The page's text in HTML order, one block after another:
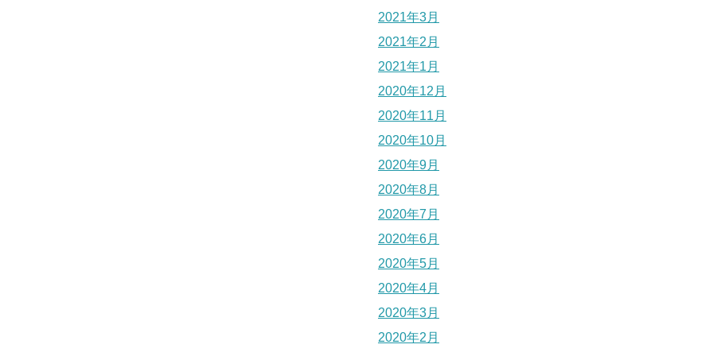
2021年3月
2021年2月
2021年1月
2020年12月
2020年11月
2020年10月
2020年9月
2020年8月
2020年7月
2020年6月
2020年5月
2020年4月
2020年3月
2020年2月